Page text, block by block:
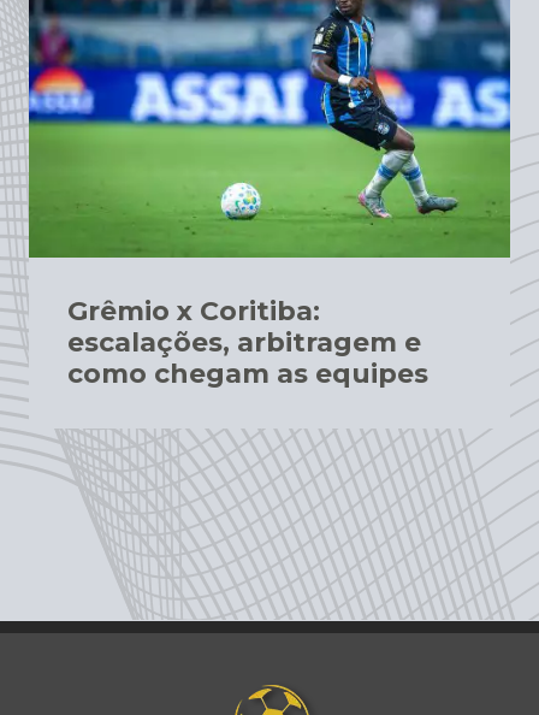
Grêmio x Coritiba:
escalações, arbitragem e
como chegam as equipes